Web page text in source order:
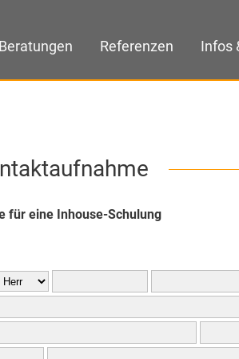
Beratungen Referenzen Infos
für eine Inhouse-Schulung